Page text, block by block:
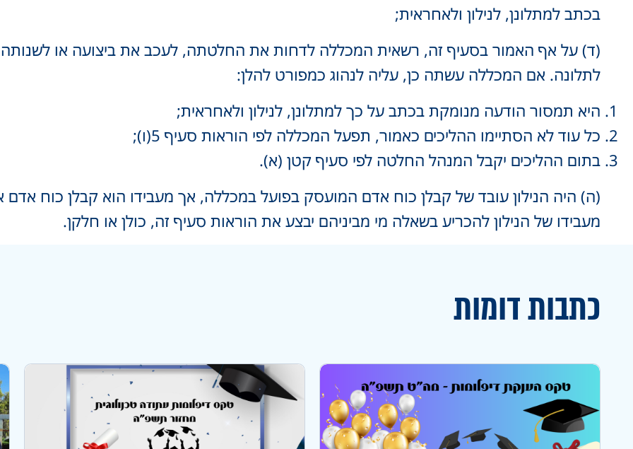
בכתב למתלונן, לנילון ולאחראית;
(ד) על אף האמור בסעיף זה, רשאית המכללה לדחות את החלטתה, לעכב את ביצועה או לשנותה,
לתלונה. אם המכללה עשתה כן, עליה לנהוג כמפורט להלן:
היא תמסור הודעה מנומקת בכתב על כך למתלונן, לנילון ולאחראית;
כל עוד לא הסתיימו ההליכים כאמור, תפעל המכללה לפי הוראות סעיף 5(ו);
בתום ההליכים יקבל המנהל החלטה לפי סעיף קטן (א).
(ה) היה הנילון עובד של קבלן כוח אדם המועסק בפועל במכללה, אך מעבידו הוא קבלן כוח
מעבידו של הנילון להכריע בשאלה מי מביניהם יבצע את הוראות סעיף זה, כולן או חלקן.
כתבות דומות